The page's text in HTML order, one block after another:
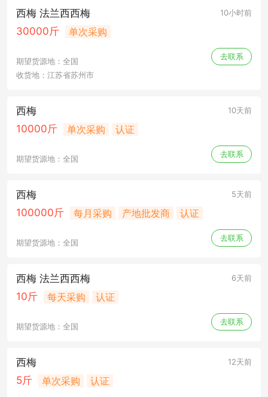
西梅 法兰西西梅 10小时前
30000斤 单次采购
期望货源地：全国
去联系
收货地：江苏省苏州市
西梅 10天前
10000斤 单次采购 认证
期望货源地：全国
去联系
西梅 5天前
100000斤 每月采购 产地批发商 认证
期望货源地：全国
去联系
西梅 法兰西西梅 6天前
10斤 每天采购 认证
期望货源地：全国
去联系
西梅 12天前
5斤 单次采购 认证